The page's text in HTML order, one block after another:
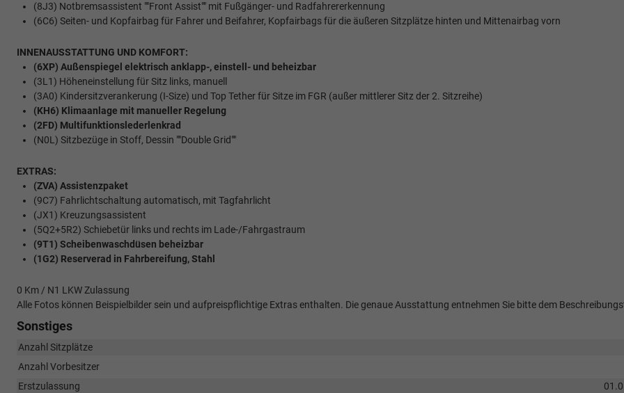
(8J3) Notbremsassistent ""Front Assist"" mit Fußgänger- und Radfahrererkennung
(6C6) Seiten- und Kopfairbag für Fahrer und Beifahrer, Kopfairbags für die äußeren Sitzplätze hinten und Mittenairbag vorn
INNENAUSSTATTUNG UND KOMFORT:
(6XP) Außenspiegel elektrisch anklapp-, einstell- und beheizbar
(3L1) Höheneinstellung für Sitz links, manuell
(3A0) Kindersitzverankerung (I-Size) und Top Tether für Sitze im FGR (außer mittlerer Sitz der 2. Sitzreihe)
(KH6) Klimaanlage mit manueller Regelung
(2FD) Multifunktionslederlenkrad
(N0L) Sitzbezüge in Stoff, Dessin ""Double Grid""
EXTRAS:
(ZVA) Assistenzpaket
(9C7) Fahrlichtschaltung automatisch, mit Tagfahrlicht
(JX1) Kreuzungsassistent
(5Q2+5R2) Schiebetür links und rechts im Lade-/Fahrgastraum
(9T1) Scheibenwaschdüsen beheizbar
(1G2) Reserverad in Fahrbereifung, Stahl
0 Km / N1 LKW Zulassung
Alle Fotos können Beispielbilder sein und aufpreispflichtige Extras enthalten. Die genaue Ausstattung entnehmen Sie bitte dem
Sonstiges
Anzahl Sitzplätze
Anzahl Vorbesitzer
Erstzulassung